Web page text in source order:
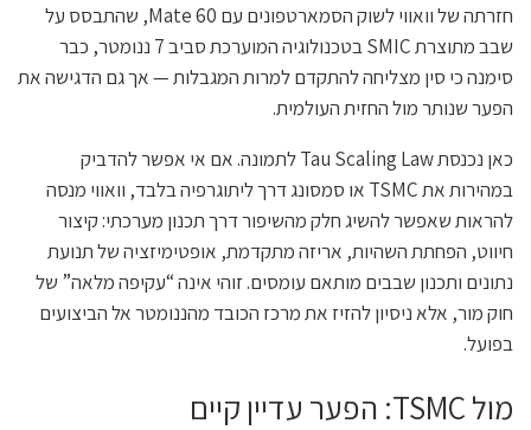
חזרתה של וואווי לשוק הסמארטפונים עם Mate 60, שהתבסס על
שבב מתוצרת SMIC בטכנולוגיה המוערכת סביב 7 ננומטר, כבר
סימנה כי סין מצליחה להתקדם למרות המגבלות — אך גם הדגישה את
הפער שנותר מול החזית העולמית.
כאן נכנסת Tau Scaling Law לתמונה. אם אי אפשר להדביק
במהירות את TSMC או סמסונג דרך ליתוגרפיה בלבד, וואווי מנסה
להראות שאפשר להשיג חלק מהשיפור דרך תכנון מערכתי: קיצור
חיווט, הפחתת השהיות, אריזה מתקדמת, אופטימיזציה של תנועת
נתונים ותכנון שבבים מותאם עומסים. זוהי אינה “עקיפה מלאה” של
חוק מור, אלא ניסיון להזיז את מרכז הכובד מהננומטר אל הביצועים
בפועל.
מול TSMC: הפער עדיין קיים